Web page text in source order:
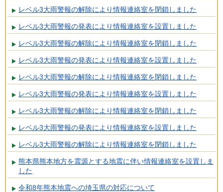
レベル3大雨警報の解除により情報連絡室を閉鎖しました
レベル3大雨警報の発表により情報連絡室を設置しました
レベル3大雨警報の解除により情報連絡室を閉鎖しました
レベル3大雨警報の発表により情報連絡室を設置しました
レベル3大雨警報の解除により情報連絡室を閉鎖しました
レベル3大雨警報の発表により情報連絡室を設置しました
レベル3大雨警報の解除により情報連絡室を閉鎖しました
レベル3大雨警報の発表により情報連絡室を設置しました
レベル3大雨警報の解除により情報連絡室を閉鎖しました
熊本県熊本地方を震源とする地震に伴い情報連絡室を設置しま
した
令和8年熊本地震への埼玉県の対応について